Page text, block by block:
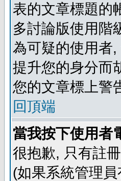
表的文章標題的
多討論版使用階
為可疑的使用者
提升您的身分而
您的文章標上警
回頂端
當我按下使用者
很抱歉, 只有註
(如果系統管理